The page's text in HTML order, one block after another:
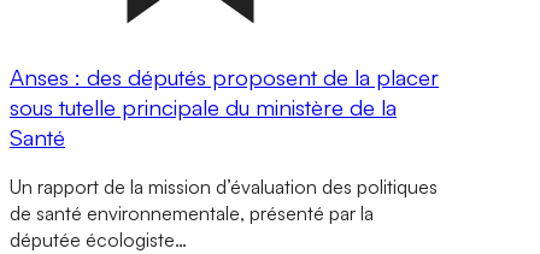
Anses : des députés proposent de la placer
sous tutelle principale du ministère de la
Santé
Un rapport de la mission d’évaluation des politiques
de santé environnementale, présenté par la
députée écologiste…